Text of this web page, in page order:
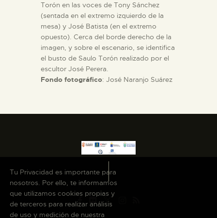
Torón en las voces de Tony Sánchez
(sentada en el extremo izquierdo de la
mesa) y José Batista (en el extremo
opuesto). Cerca del borde derecho de la
imagen, y sobre el escenario, se identifica
el busto de Saulo Torón realizado por el
escultor José Perera.
Fondo fotográfico: José Naranjo Suárez
Tu Privacidad es importante para
nosotros. Por ello, te informamos
que utilizamos cookies propias y
de terceros para realizar análisis
de uso y medición de nuestra